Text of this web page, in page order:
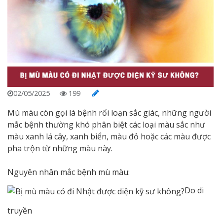
02/05/2025 199
Mù màu còn gọi là bệnh rối loạn sắc giác, những người
mắc bệnh thường khó phân biệt các loại màu sắc như
màu xanh lá cây, xanh biển, màu đỏ hoặc các màu được
pha trộn từ những màu này.
Nguyên nhân mắc bệnh mù màu:
Do di
truyền